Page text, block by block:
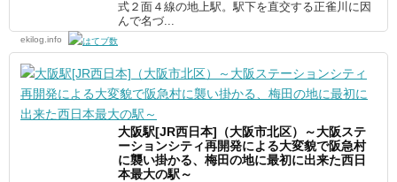
式２面４線の地上駅。駅下を直交する正雀川に因
んで名づ...
ekilog.info
大阪駅[JR西日本]（大阪市北区）～大阪ステ
ーションシティ再開発による大変貌で阪急村
に襲い掛かる、梅田の地に最初に出来た西日
本最大の駅～